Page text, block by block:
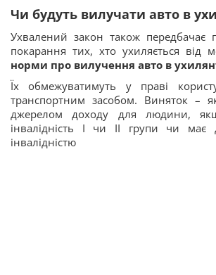
Чи будуть вилучати авто в
Ухвалений закон також
покарання тих, хто ухиляється від
норми про вилучення авто в
Їх обмежуватимуть у праві
транспортним засобом. Виняток –
джерелом доходу для людини,
інвалідність I чи II групи чи має
інвалідністю